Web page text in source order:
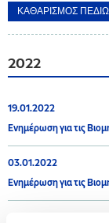
2022
19.01.2022
Ενημέρωση για τις
03.01.2022
Ενημέρωση για τις